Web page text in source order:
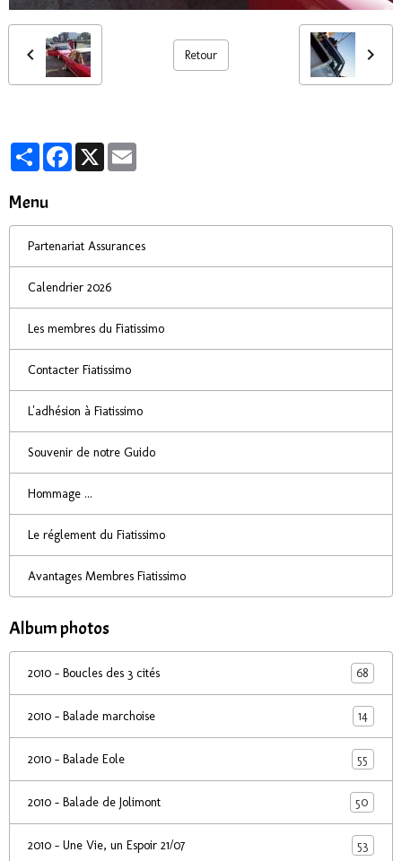
Retour
PartagerFacebook
X
Menu
Partenariat Assurances
Calendrier 2026
Les membres du Fiatissimo
Contacter Fiatissimo
L'adhésion à Fiatissimo
Souvenir de notre Guido
Hommage ...
Le réglement du Fiatissimo
Avantages Membres Fiatissimo
Album photos
2010 - Boucles des 3 cités 68
2010 - Balade marchoise 14
2010 - Balade Eole 55
2010 - Balade de Jolimont 50
2010 - Une Vie, un Espoir 21/07 53